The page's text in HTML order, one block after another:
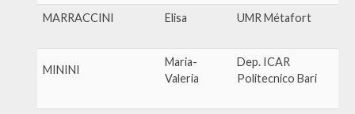
MARRACCINI Elisa UMR Métafort
MININI
Maria-
Valeria
Dep. ICAR
Politecnico Bari